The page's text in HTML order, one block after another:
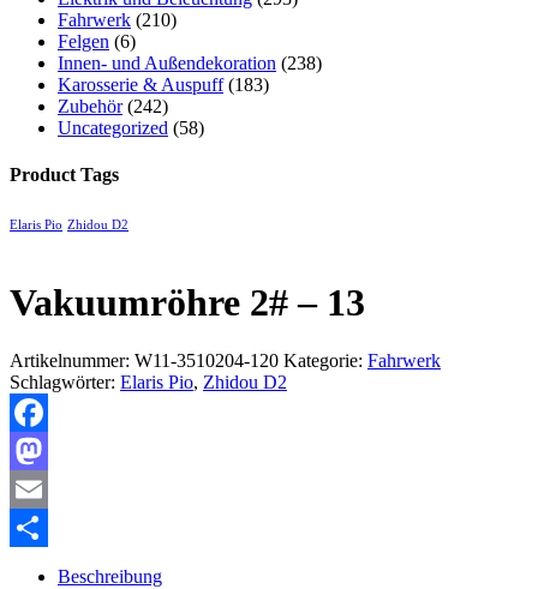
Fahrwerk (210)
Felgen (6)
Innen- und Außendekoration (238)
Karosserie & Auspuff (183)
Zubehör (242)
Uncategorized (58)
Product Tags
Elaris Pio Zhidou D2
Vakuumröhre 2# – 13
Artikelnummer: W11-3510204-120 Kategorie: Fahrwerk
Schlagwörter: Elaris Pio, Zhidou D2
Facebook
Mastodon
Email
Beschreibung